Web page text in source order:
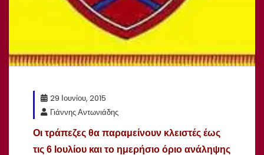
29 Ιουνίου, 2015
Γιάννης Αντωνιάδης
Οι τράπεζες θα παραμείνουν κλειστές έως
τις 6 Ιουλίου και το ημερήσιο όριο ανάληψης